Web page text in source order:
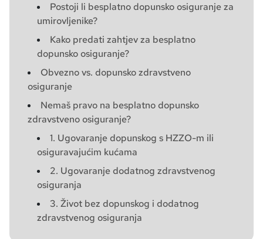
Postoji li besplatno dopunsko osiguranje za
umirovljenike?
Kako predati zahtjev za besplatno
dopunsko osiguranje?
Obvezno vs. dopunsko zdravstveno
osiguranje
Nemaš pravo na besplatno dopunsko
zdravstveno osiguranje?
1. Ugovaranje dopunskog s HZZO-m ili
osiguravajućim kućama
2. Ugovaranje dodatnog zdravstvenog
osiguranja
3. Život bez dopunskog i dodatnog
zdravstvenog osiguranja